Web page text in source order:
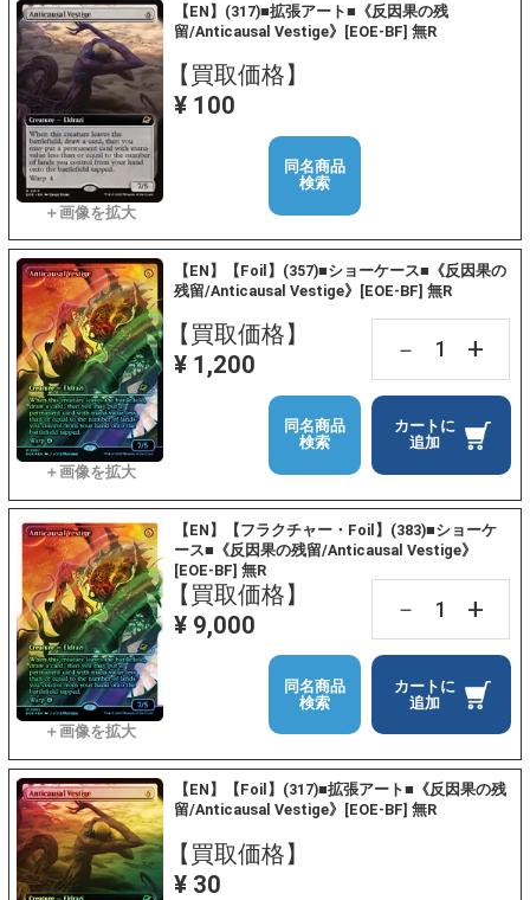
【EN】(317)■拡張アート■《反因果の残
留/Anticausal Vestige》[EOE-BF] 無R
【買取価格】
¥ 100
同名商品
検索
【EN】【Foil】(357)■ショーケース■《反因果の
残留/Anticausal Vestige》[EOE-BF] 無R
【買取価格】
¥ 1,200
－ +
カートに
追加
同名商品
検索
【EN】【フラクチャー・Foil】(383)■ショーケ
ース■《反因果の残留/Anticausal Vestige》
[EOE-BF] 無R
【買取価格】
¥ 9,000
－ +
カートに
追加
同名商品
検索
【EN】【Foil】(317)■拡張アート■《反因果の残
留/Anticausal Vestige》[EOE-BF] 無R
【買取価格】
¥ 30